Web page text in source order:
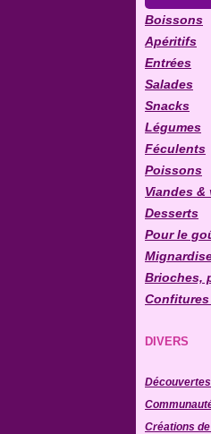
Boissons
Apéritifs
Entrées
Salades
Snacks
Légumes
Féculents
Poissons
Viandes
Desserts
Pour le
Brioches,
Confitures
DIVERS
Créations